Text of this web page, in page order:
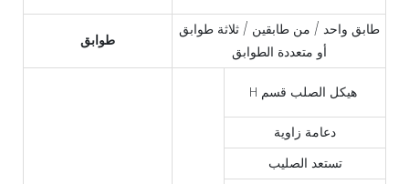
طوابق
طابق واحد / من طابقين / ثلاثة طوابق
أو متعددة الطوابق
دعامة زاوية
تستعد الصليب